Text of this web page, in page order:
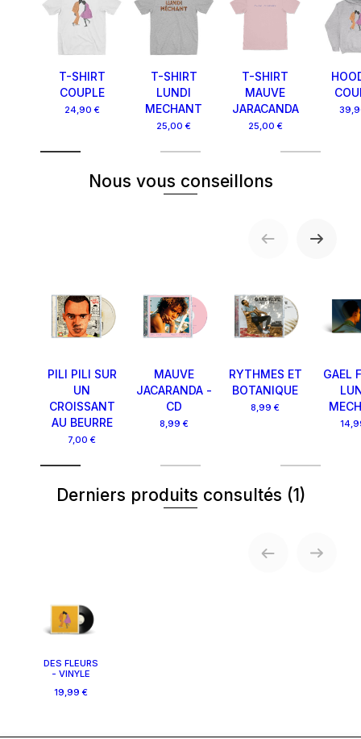
T-SHIRT
COUPLE
24,90 €
T-SHIRT
LUNDI
MECHANT
25,00 €
T-SHIRT
MAUVE
JARACANDA
25,00 €
Nous vous conseillons
PILI PILI SUR
UN
CROISSANT
AU BEURRE
7,00 €
MAUVE
JACARANDA -
CD
8,99 €
RYTHMES ET
BOTANIQUE
8,99 €
GAEL
Derniers produits consultés (1)
DES FLEURS
- VINYLE
19,99 €